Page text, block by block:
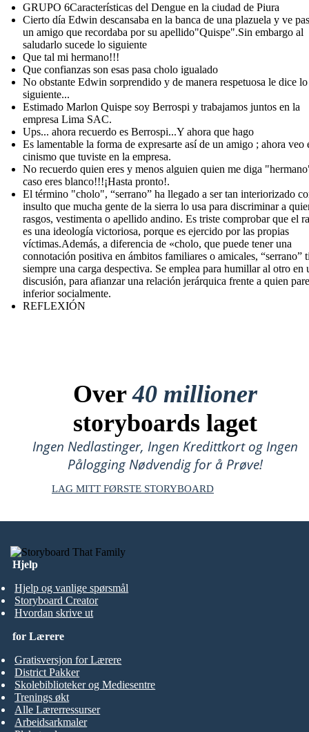
GRUPO 6Características del Dengue en la ciudad de Piura
Cierto día Edwin descansaba en la banca de una plazuela y ve
un amigo que recordaba por su apellido"Quispe".Sin embargo al
saludarlo sucede lo siguiente
Que tal mi hermano!!!
Que confianzas son esas pasa cholo igualado
No obstante Edwin sorprendido y de manera respetuosa le dice lo
siguiente...
Estimado Marlon Quispe soy Berrospi y trabajamos juntos en la
empresa Lima SAC.
Ups... ahora recuerdo es Berrospi...Y ahora que hago
Es lamentable la forma de expresarte así de un amigo ; ahora veo
cinismo que tuviste en la empresa.
No recuerdo quien eres y menos alguien quien me diga
caso eres blanco!!!¡Hasta pronto!.
El término "cholo", “serrano” ha llegado a ser tan interiorizado
insulto que mucha gente de la sierra lo usa para discriminar a
rasgos, vestimenta o apellido andino. Es triste comprobar que el
es una ideología victoriosa, porque es ejercido por las propias
víctimas.Además, a diferencia de «cholo, que puede tener una
connotación positiva en ámbitos familiares o amicales, “serrano”
siempre una carga despectiva. Se emplea para humillar al otro en
discusión, para afianzar una relación jerárquica frente a quien
inferior socialmente.
REFLEXIÓN
Over40 millioner
storyboards laget
Ingen Nedlastinger, Ingen Kredittkort og Ingen
Pålogging Nødvendig for å Prøve!
LAG MITT FØRSTE STORYBOARD
Hjelp
Hjelp og vanlige spørsmål
Storyboard Creator
Hvordan skrive ut
for Lærere
Gratisversjon for Lærere
District Pakker
Skolebiblioteker og Mediesentre
Trenings økt
Alle Lærerressurser
Arbeidsarkmaler